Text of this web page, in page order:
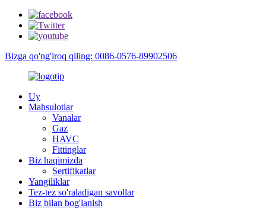
Bizga qo'ng'iroq qiling: 0086-0576-89902506
Uy
Mahsulotlar
Vanalar
Gaz
HAVC
Fittinglar
Biz haqimizda
Sertifikatlar
Yangiliklar
Tez-tez so'raladigan savollar
Biz bilan bog'lanish